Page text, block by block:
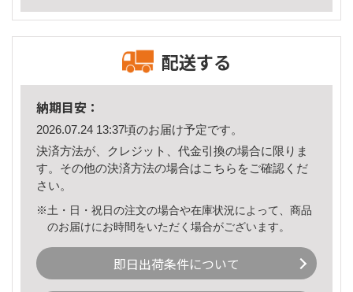
配送する
納期目安：
2026.07.24 13:37頃のお届け予定です。
決済方法が、クレジット、代金引換の場合に限りま
す。その他の決済方法の場合はこちら をご確認くだ
さい。
※土・日・祝日の注文の場合や在庫状況によって、商品
のお届けにお時間をいただく場合がございます。
即日出荷条件について